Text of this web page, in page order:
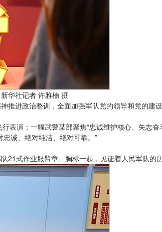
华社记者 许雅楠 摄
推进政治整训，全面加强军队党的领导和党的建
表演；一幅武警某部聚焦“忠诚维护核心、矢志奋
诚、绝对纯洁、绝对可靠。”
式作业服臂章、胸标一起，见证着人民军队的历